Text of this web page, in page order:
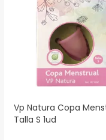
Vp Natura Copa
Talla S 1ud